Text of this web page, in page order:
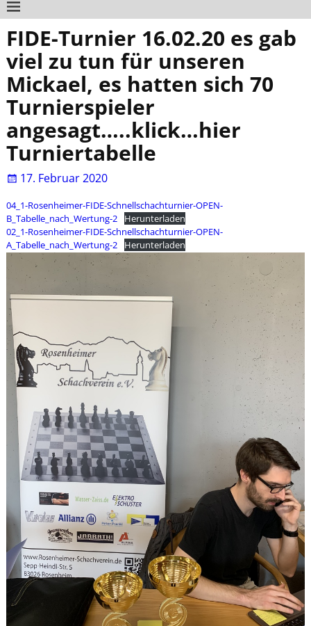
FIDE-Turnier 16.02.20 es gab
viel zu tun für unseren
Mickael, es hatten sich 70
Turnierspieler
angesagt…..klick…hier
Turniertabelle
17. Februar 2020
04_1-Rosenheimer-FIDE-Schnellschachturnier-OPEN-
B_Tabelle_nach_Wertung-2
Herunterladen
02_1-Rosenheimer-FIDE-Schnellschachturnier-OPEN-
A_Tabelle_nach_Wertung-2
Herunterladen